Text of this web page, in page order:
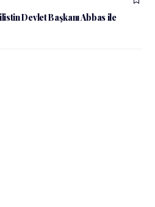
Devlet Başkanı Abbas ile